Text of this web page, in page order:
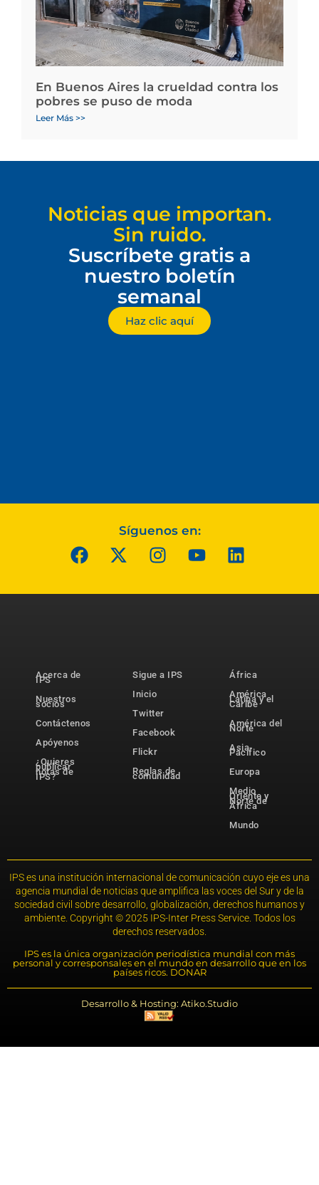
En Buenos Aires la crueldad contra los
pobres se puso de moda
Leer Más >>
Noticias que importan.
Sin ruido.
Suscríbete gratis a
nuestro boletín
semanal
Haz clic aquí
Síguenos en:
Acerca de
IPS
Nuestros
socios
Contáctenos
Apóyenos
¿Quieres
publicar
notas de
IPS?
Sigue a IPS
Inicio
Twitter
Facebook
Flickr
Reglas de
comunidad
África
América
Latina y el
Caribe
América del
Norte
Asia-
Pacífico
Europa
Medio
Oriente y
Norte de
África
Mundo
IPS es una institución internacional de comunicación cuyo eje es una
agencia mundial de noticias que amplifica las voces del Sur y de la
sociedad civil sobre desarrollo, globalización, derechos humanos y
ambiente. Copyright © 2025 IPS-Inter Press Service. Todos los
derechos reservados.
IPS es la única organización periodística mundial con más
personal y corresponsales en el mundo en desarrollo que en los
países ricos. DONAR
Desarrollo & Hosting: Atiko.Studio